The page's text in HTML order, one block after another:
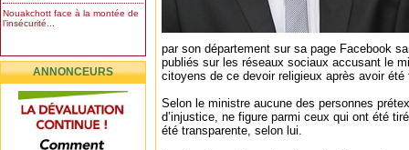
Nouakchott face à la montée de
l’insécurité...
ANNONCEURS
par son département sur sa page Facebook
publiés sur les réseaux sociaux accusant le
citoyens de ce devoir religieux après avoir été
Selon le ministre aucune des personnes
d’injustice, ne figure parmi ceux qui ont été
été transparente, selon lui.